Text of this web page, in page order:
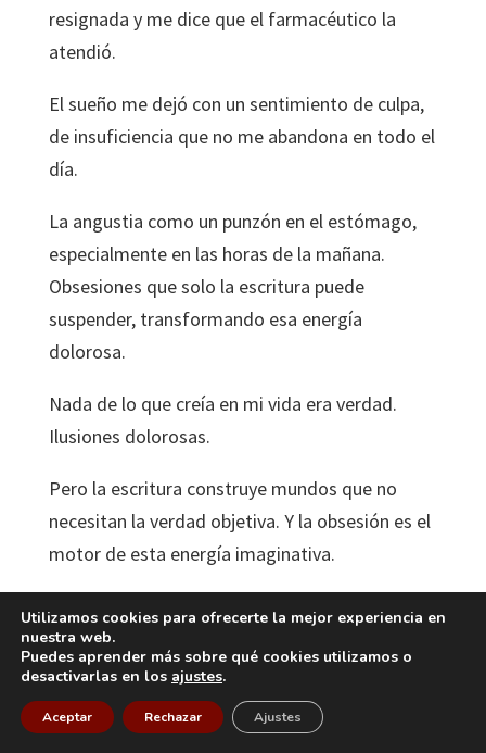
resignada y me dice que el farmacéutico la
atendió.
El sueño me dejó con un sentimiento de culpa,
de insuficiencia que no me abandona en todo el
día.
La angustia como un punzón en el estómago,
especialmente en las horas de la mañana.
Obsesiones que solo la escritura puede
suspender, transformando esa energía
dolorosa.
Nada de lo que creía en mi vida era verdad.
Ilusiones dolorosas.
Pero la escritura construye mundos que no
necesitan la verdad objetiva. Y la obsesión es el
motor de esta energía imaginativa.
Pero para ir más rápido que la angustia hay que
correr rápido e ir en la misma dirección en la
que me arrastra la angustia: corriendo por la
dinámica del desastre, un metro por delante de
la grieta que se abre rápidamente en el suelo y
Utilizamos cookies para ofrecerte la mejor experiencia en
nuestra web.
Puedes aprender más sobre qué cookies utilizamos o
desactivarlas en los ajustes.
Aceptar Rechazar Ajustes